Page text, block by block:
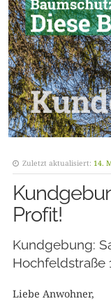
Zuletzt aktualisiert: 14.
Profit!
Kundgebung:
Hochfeldstraße
Liebe Anwohner,